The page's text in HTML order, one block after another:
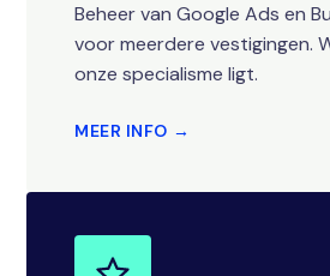
Beheer van Google Ads en
voor meerdere vestigingen.
onze specialisme ligt.
MEER INFO →